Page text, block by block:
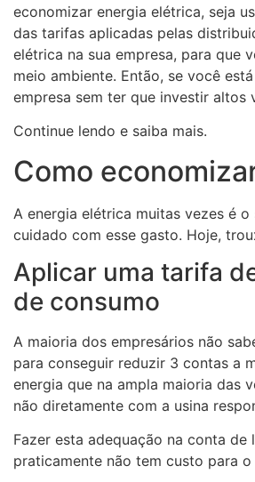
economizar energia elétrica, seja
das tarifas aplicadas pelas
elétrica na sua empresa, para que
meio ambiente. Então, se você
empresa sem ter que investir altos
Continue lendo e saiba mais.
Como
A energia elétrica muitas vezes é
cuidado com esse gasto. Hoje,
Aplicar uma tarifa
de consumo
A maioria dos empresários não
para conseguir reduzir 3 contas a
energia que na ampla maioria das
não diretamente com a usina
Fazer esta adequação na conta de
praticamente não tem custo para o